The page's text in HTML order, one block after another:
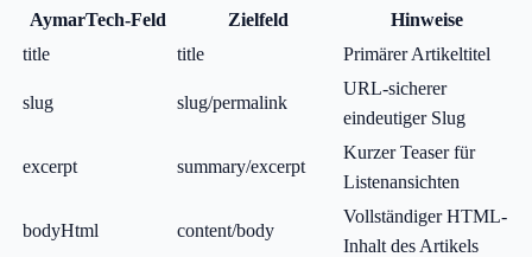
AymarTech-Feld Zielfeld
Hinweise
title
title Primärer Artikeltitel
slug slug/permalink
URL-sicherer
eindeutiger Slug
excerpt summary/excerpt
Kurzer Teaser für
Listenansichten
bodyHtml content/body
Vollständiger HTML-
Inhalt des Artikels